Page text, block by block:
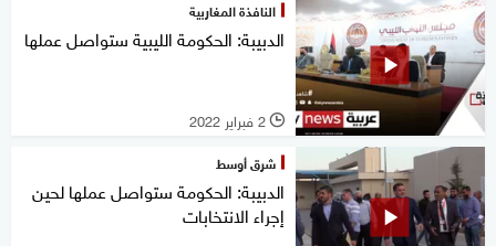
النافذة المغاربية
الدبيبة: الحكومة الليبية ستواصل عملها
l 2 فبراير 2022
شرق أوسط
الدبيبة: الحكومة ستواصل عملها لحين
إجراء الانتخابات